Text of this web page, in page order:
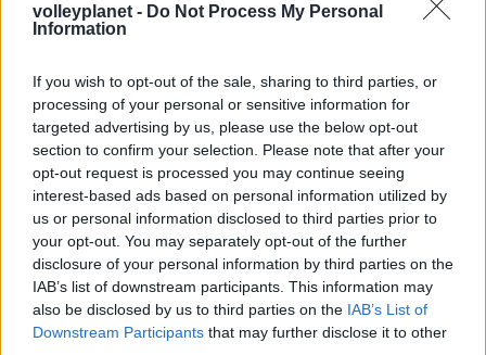
volleyplanet - Do Not Process My Personal
Information
If you wish to opt-out of the sale, sharing to third parties, or
processing of your personal or sensitive information for
targeted advertising by us, please use the below opt-out
section to confirm your selection. Please note that after your
opt-out request is processed you may continue seeing
interest-based ads based on personal information utilized by
us or personal information disclosed to third parties prior to
your opt-out. You may separately opt-out of the further
disclosure of your personal information by third parties on the
IAB’s list of downstream participants. This information may
also be disclosed by us to third parties on the IAB’s List of
Downstream Participants that may further disclose it to other
ΡΟΗ ΕΙΔΗΣΕΩΝ
06/08/2026
Η FIVB σχεδιάζει να διοργανώσει το Παγκόσμιο
Πρωτάθλημα τον Δεκέμβριο – Αντιδρούν οι σύλλογοι
06/08/2026
Έτοιμη για… υψηλές πτήσεις η Μπενφίκα του Ψάρρα
με τον «Ιπτάμενο Ολλανδό» Βίλτενμπουργκ